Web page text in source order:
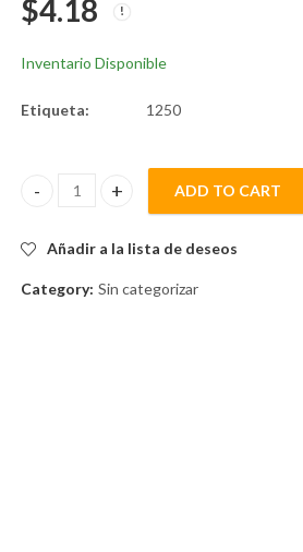
$4.18
Inventario Disponible
Etiqueta: 1250
CLIP DE CHAPA DE PUERTA
ADD TO CART
Añadir a la lista de deseos
Category: Sin categorizar